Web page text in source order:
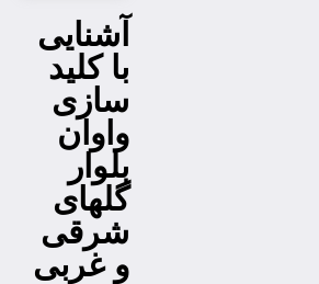
آشنایی
با کلید
سازی
واوان
بلوار
گلهای
شرقی
و غربی